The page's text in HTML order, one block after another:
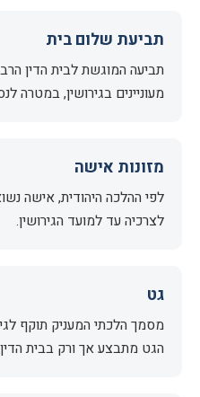
תביעת שלום בית
תביעה המוגשת לבית הדין
מעוניינים בגירושין, במטרה
מזונות אישה
לפי ההלכה היהודית, אישה
לצרכיה עד למועד הגירושין.
גט
מסמך הלכתי המעניק תוקף
הגט מתבצע אך ורק בבית הדין